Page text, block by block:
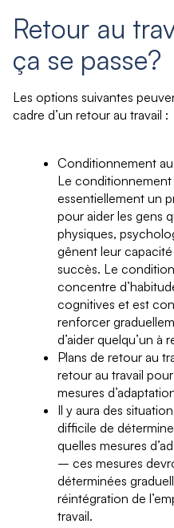
Retour au
ça se passe?
Les options suivantes
cadre d’un retour au travail :
Conditionnement au
Le conditionnement
essentiellement un
pour aider les gens
physiques,
gênent leur
succès. Le
concentre
cognitives et est
renforcer
d’aider quelqu’un à
Plans de retour au
retour au travail
mesures
Il y aura des
difficile de
quelles mesures
– ces mesures
déterminées
réintégration de
travail.